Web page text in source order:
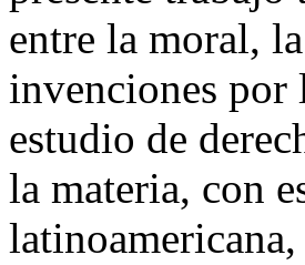
entre la moral,
invenciones por
estudio de
la materia, con